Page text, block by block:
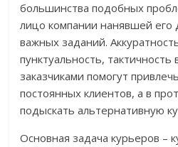
большинства подобных
лицо компании нанявшей его
важных заданий.
пунктуальность,
заказчиками помогут
постоянных клиентов, а в
подыскать альтернативную
Основная задача курьеров –